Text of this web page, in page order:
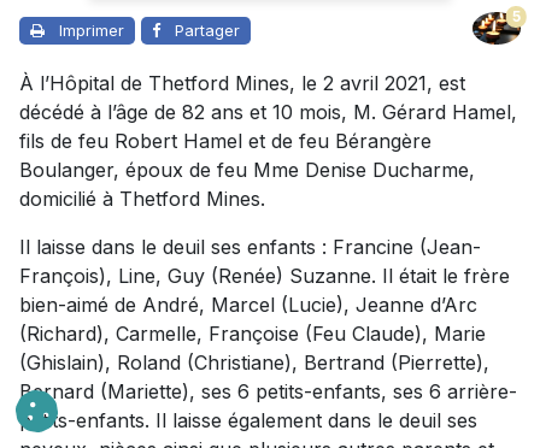
Imprimer Partager
5
À l’Hôpital de Thetford Mines, le 2 avril 2021, est
décédé à l’âge de 82 ans et 10 mois, M. Gérard Hamel,
fils de feu Robert Hamel et de feu Bérangère
Boulanger, époux de feu Mme Denise Ducharme,
domicilié à Thetford Mines.
Il laisse dans le deuil ses enfants : Francine (Jean-
François), Line, Guy (Renée) Suzanne. Il était le frère
bien-aimé de André, Marcel (Lucie), Jeanne d’Arc
(Richard), Carmelle, Françoise (Feu Claude), Marie
(Ghislain), Roland (Christiane), Bertrand (Pierrette),
Bernard (Mariette), ses 6 petits-enfants, ses 6 arrière-
petits-enfants. Il laisse également dans le deuil ses